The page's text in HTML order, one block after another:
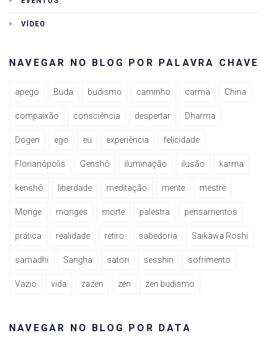
VÍDEO
NAVEGAR NO BLOG POR PALAVRA CHAVE
apego Buda budismo caminho carma China
compaixão consciência despertar Dharma
Dogen ego eu experiência felicidade
Florianópolis Genshô iluminação ilusão karma
kenshô liberdade meditação mente mestre
Monge monges morte palestra pensamentos
prática realidade retiro sabedoria Saikawa Roshi
samadhi Sangha satori sesshin sofrimento
Vazio vida zazen zen zen budismo
NAVEGAR NO BLOG POR DATA